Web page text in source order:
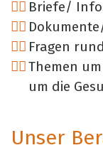
Briefe/
Fragen
Themen
um die
Unser